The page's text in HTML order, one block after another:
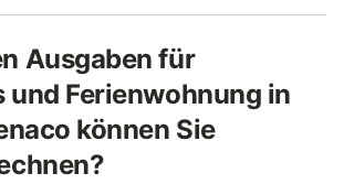
Ausgaben für
und Ferienwohnung in
können Sie